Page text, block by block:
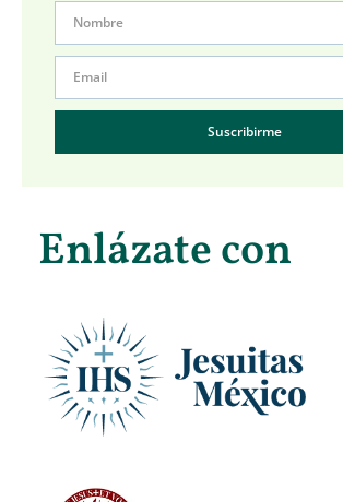
Suscribirme
Enlázate con